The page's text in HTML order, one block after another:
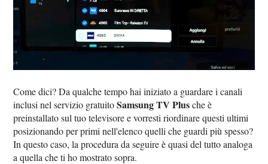
Come dici? Da qualche tempo hai iniziato a guardare i canali
inclusi nel servizio gratuitoSamsung TV Plusche è
preinstallato sul tuo televisore e vorresti riordinare questi ultimi
posizionando per primi nell'elenco quelli che guardi più spesso?
In questo caso, la procedura da seguire è quasi del tutto analoga
a quella che ti ho mostrato sopra.